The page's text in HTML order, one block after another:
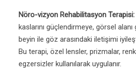
Nöro-vizyon Rehabilitasyon Terapisi:
kaslarını güçlendirmeye, görsel
beyin ile göz arasındaki iletişimi
Bu terapi, özel lensler, prizmalar,
egzersizler kullanılarak uygulanır.